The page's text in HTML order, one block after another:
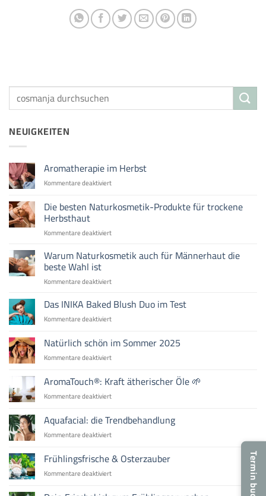
Termin buchen
NEUIGKEITEN
Aromatherapie im Herbst
Kommentare deaktiviertfür
im
Herbst
Die besten Naturkosmetik-Produkte für trockene
Herbsthaut
Kommentare deaktiviertfür
besten
Naturkosmetik-
für
Herbsthaut
Warum Naturkosmetik auch für Männerhaut die
beste Wahl ist
Kommentare deaktiviertfür
Naturkosmetik
auch
für
die
Wahl
Das INIKA Baked Blush Duo im Test
Kommentare deaktiviertfür
INIKA
Baked
Blush
im
Test
Natürlich schön im Sommer 2025
Kommentare deaktiviertfür
schön
im
Sommer
AromaTouch®: Kraft ätherischer Öle 🌱
Kommentare deaktiviertfür
ätherischer
Öle
Aquafacial: die Trendbehandlung
Kommentare deaktiviertfür
die
Trendbehandlung
Frühlingsfrische & Osterzauber
Kommentare deaktiviertfür